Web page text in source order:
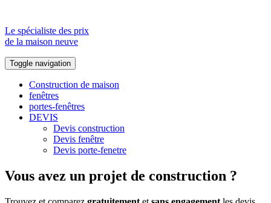
Le spécialiste des prix
de la maison neuve
Toggle navigation
Construction de maison
fenêtres
portes-fenêtres
DEVIS
Devis construction
Devis fenêtre
Devis porte-fenetre
Vous avez un projet de construction ?